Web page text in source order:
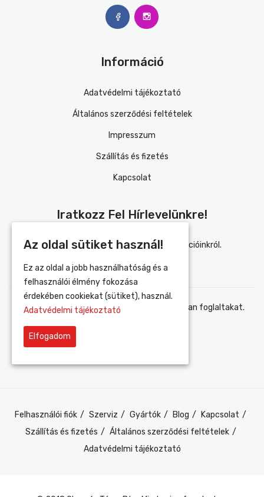
Információ
Adatvédelmi tájékoztató
Általános szerződési feltételek
Impresszum
Szállítás és fizetés
Kapcsolat
Iratkozz Fel Hírlevelünkre!
Értesülj elsőként újdonságainkról és akcióinkról.
Elfogadom az adatvédelmi tájékoztatóban foglaltakat.
Felhasználói fiók Szerviz Gyártók Blog
Kapcsolat
Szállítás és fizetés
Általános szerződési feltételek
Adatvédelmi tájékoztató
Az oldal sütiket használ!
Ez az oldal a jobb használhatóság és a
felhasználói élmény fokozása
érdekében cookiekat (sütiket), használ.
Adatvédelmi tájékoztató
Elfogadom